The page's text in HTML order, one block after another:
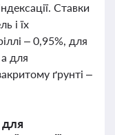
Ставки
і їх
– 0,95%, для
для
ґрунті –